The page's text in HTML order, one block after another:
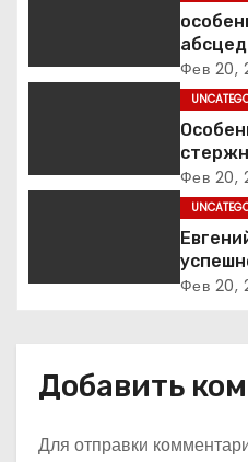
с
код по
Фев 20,
Фев 20,
к
Фев 20,
Добавить
Для отправки